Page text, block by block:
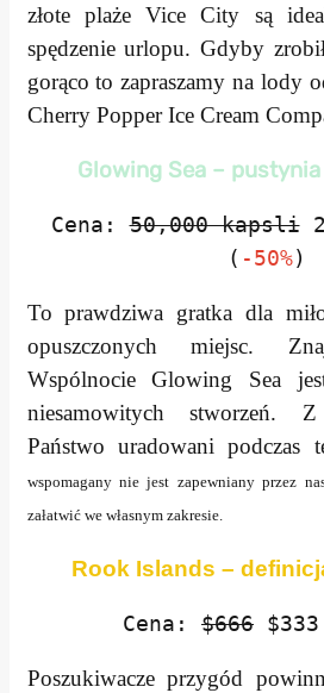
złote plaże Vice City są
spędzenie urlopu. Gdyby
gorąco to zapraszamy na lody
Cherry Popper Ice Cream
Glowing Sea – pustynia
Cena:50,000 kapsli
( -50%)
To prawdziwa gratka dla
opuszczonych miejsc.
Wspólnocie Glowing Sea
niesamowitych stworzeń.
Państwo uradowani podczas
wspomagany nie jest zapewniany przez
załatwić we własnym zakresie.
Rook Islands –
Cena: $666
Poszukiwacze przygód